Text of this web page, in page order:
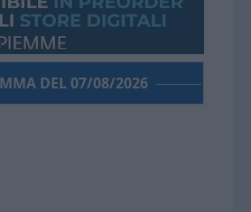
DEL 07/08/2026